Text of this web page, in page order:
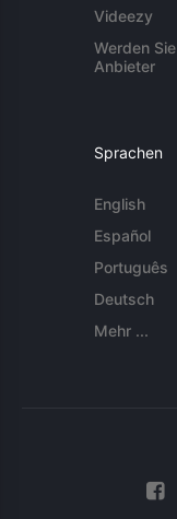
Videezy
Werden Sie
Anbieter
Sprachen
English
Español
Português
Deutsch
Mehr ...